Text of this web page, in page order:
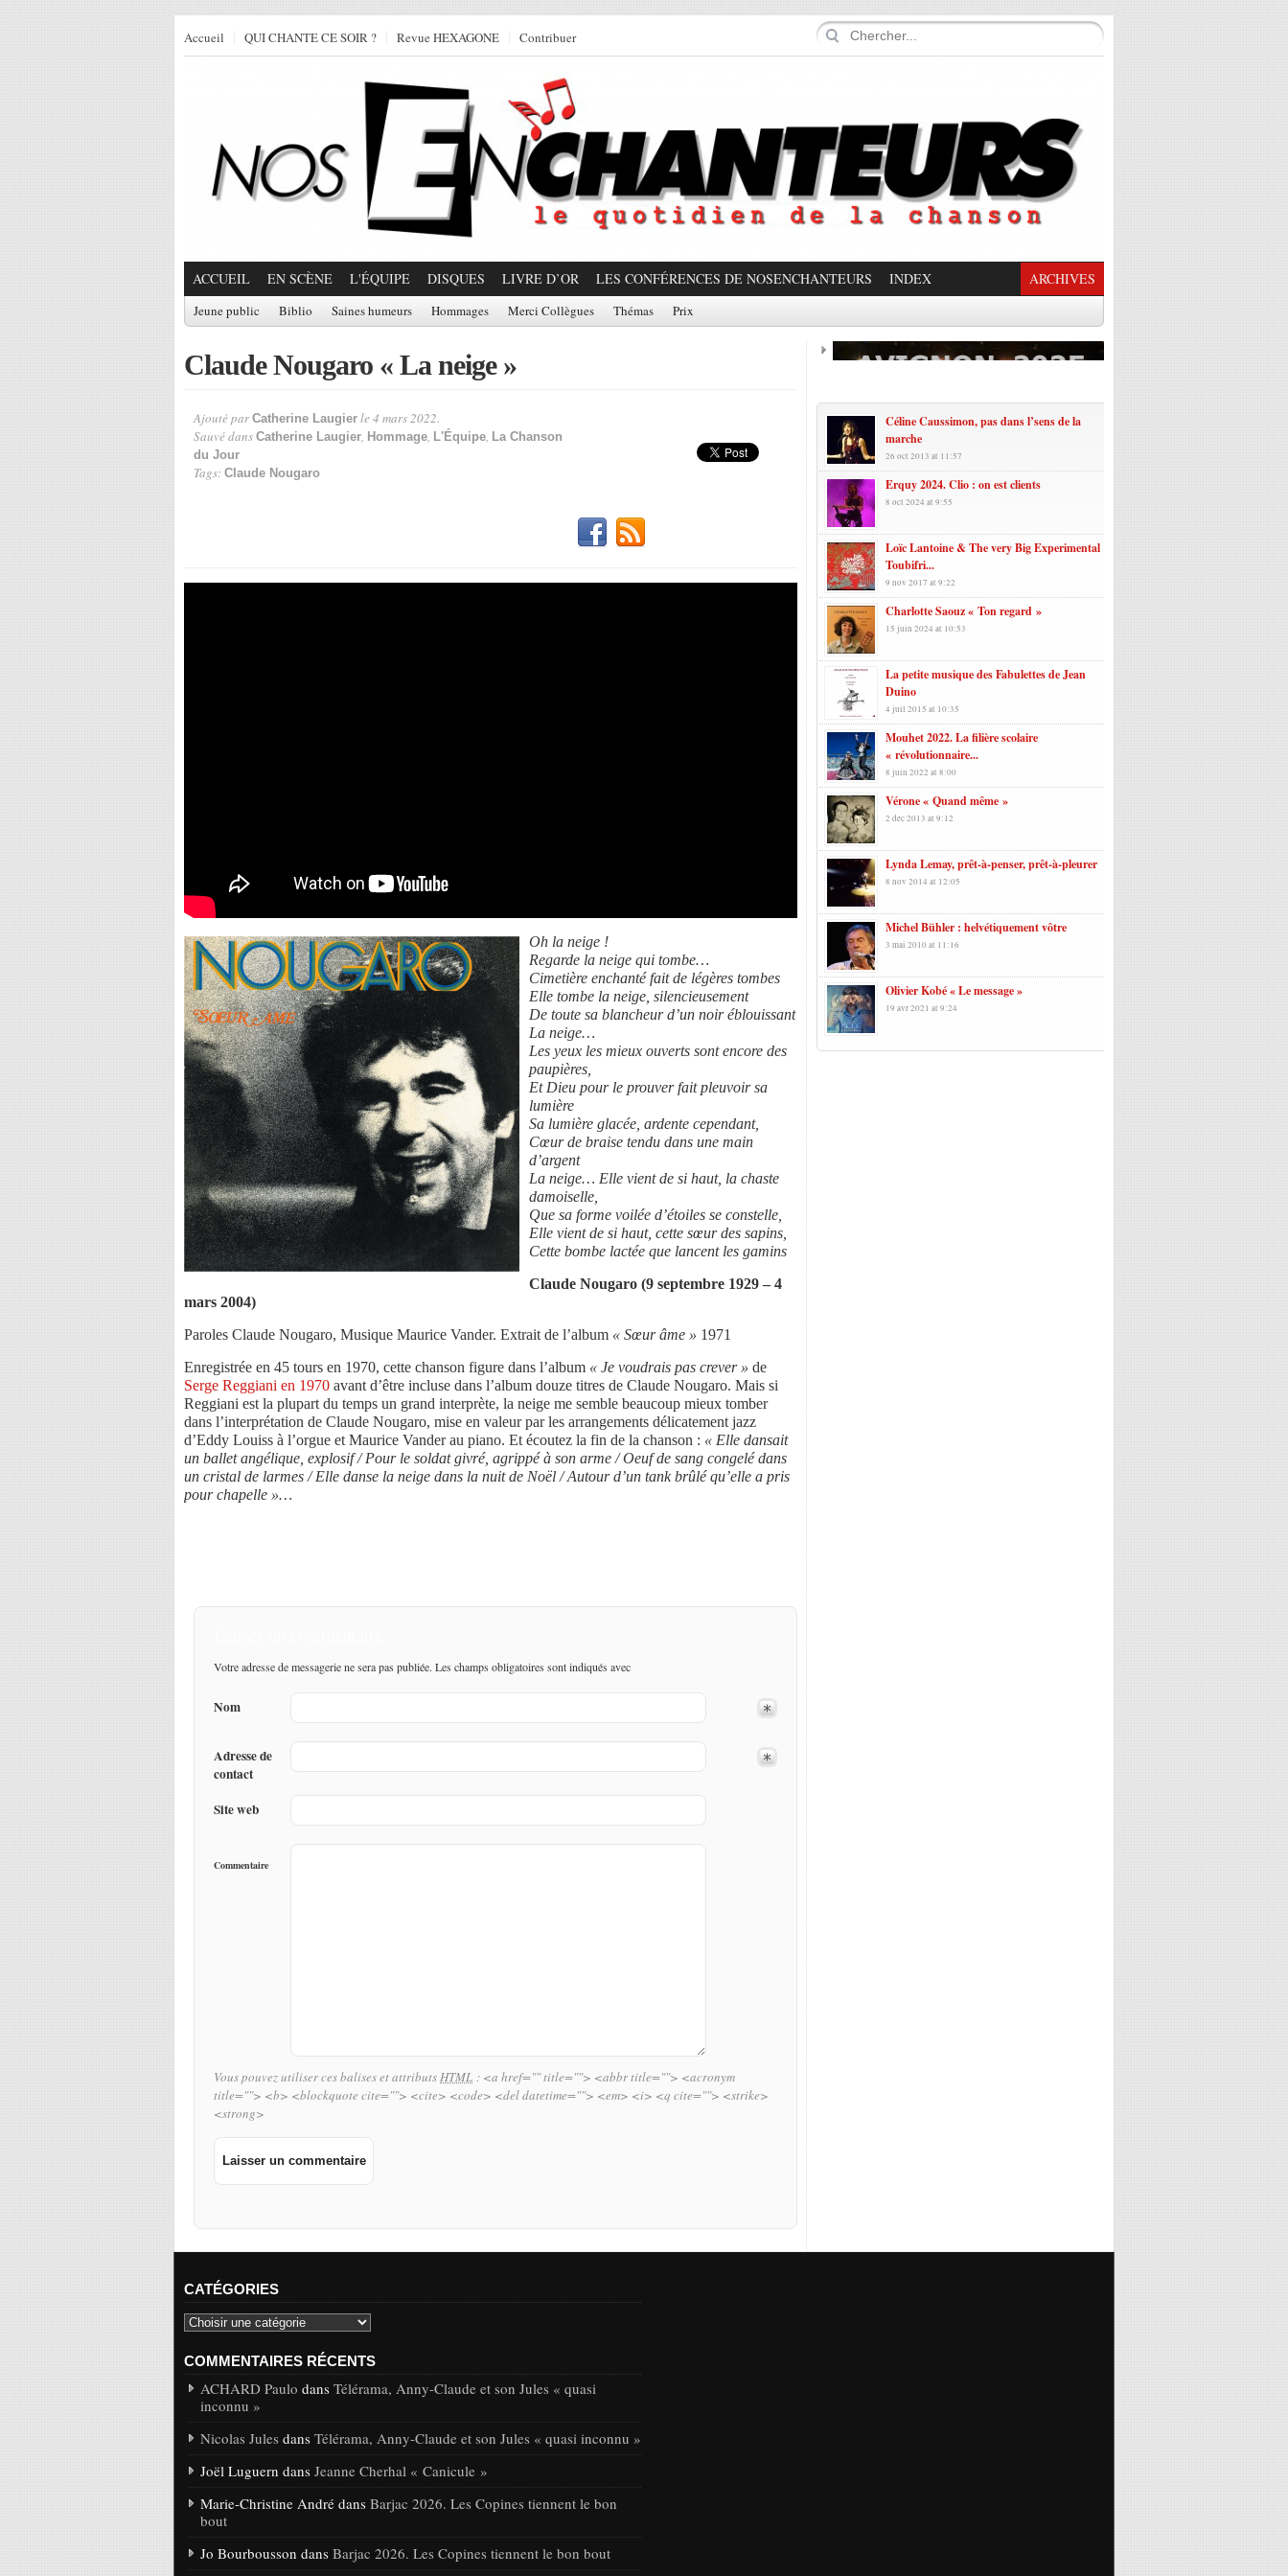
Accueil QUI CHANTE CE SOIR ? Revue HEXAGONE Contribuer
ACCUEIL EN SCÈNE L'ÉQUIPE DISQUES LIVRE D’OR LES CONFÉRENCES DE NOSENCHANTEURS INDEX ARCHIVES
Jeune public Biblio Saines humeurs Hommages Merci Collègues Thémas Prix
Claude Nougaro « La neige »
Ajouté par Catherine Laugier le 4 mars 2022.
Sauvé dans Catherine Laugier, Hommage, L'Équipe, La Chanson
du Jour
Tags: Claude Nougaro
Oh la neige !
Regarde la neige qui tombe…
Cimetière enchanté fait de légères tombes
Elle tombe la neige, silencieusement
De toute sa blancheur d’un noir éblouissant
La neige…
Les yeux les mieux ouverts sont encore des
paupières,
Et Dieu pour le prouver fait pleuvoir sa
lumière
Sa lumière glacée, ardente cependant,
Cœur de braise tendu dans une main
d’argent
La neige… Elle vient de si haut, la chaste
damoiselle,
Que sa forme voilée d’étoiles se constelle,
Elle vient de si haut, cette sœur des sapins,
Cette bombe lactée que lancent les gamins
Claude Nougaro (9 septembre 1929 – 4
mars 2004)
Paroles Claude Nougaro, Musique Maurice Vander. Extrait de l’album « Sœur âme » 1971
Enregistrée en 45 tours en 1970, cette chanson figure dans l’album « Je voudrais pas crever » de
Serge Reggiani en 1970 avant d’être incluse dans l’album douze titres de Claude Nougaro. Mais si
Reggiani est la plupart du temps un grand interprète, la neige me semble beaucoup mieux tomber
dans l’interprétation de Claude Nougaro, mise en valeur par les arrangements délicatement jazz
d’Eddy Louiss à l’orgue et Maurice Vander au piano. Et écoutez la fin de la chanson : « Elle dansait
un ballet angélique, explosif / Pour le soldat givré, agrippé à son arme / Oeuf de sang congelé dans
un cristal de larmes / Elle danse la neige dans la nuit de Noël / Autour d’un tank brûlé qu’elle a pris
pour chapelle »…
Votre adresse de messagerie ne sera pas publiée. Les champs obligatoires sont indiqués avec
Nom
Adresse de
contact
Site web
Commentaire
Vous pouvez utiliser ces balises et attributsHTML : <a href="" title=""> <abbr title=""> <acronym
title=""> <b> <blockquote cite=""> <cite> <code> <del datetime=""> <em> <i> <q cite=""> <strike>
<strong>
Céline Caussimon, pas dans l’sens de la
marche
26 oct 2013 at 11:57
Erquy 2024. Clio : on est clients
8 oct 2024 at 9:55
Loïc Lantoine & The very Big Experimental
Toubifri...
9 nov 2017 at 9:22
Charlotte Saouz « Ton regard »
15 juin 2024 at 10:53
La petite musique des Fabulettes de Jean
Duino
4 juil 2015 at 10:35
Mouhet 2022. La filière scolaire
« révolutionnaire...
8 juin 2022 at 8:00
Vérone « Quand même »
2 déc 2013 at 9:12
Lynda Lemay, prêt-à-penser, prêt-à-pleurer
8 nov 2014 at 12:05
Michel Bühler : helvétiquement vôtre
3 mai 2010 at 11:16
Olivier Kobé « Le message »
19 avr 2021 at 9:24
CATÉGORIES
COMMENTAIRES RÉCENTS
ACHARD Paulo dans Télérama, Anny-Claude et son Jules « quasi
inconnu »
Nicolas Jules dans Télérama, Anny-Claude et son Jules « quasi inconnu »
Joël Luguern dans Jeanne Cherhal « Canicule »
Marie-Christine André dans Barjac 2026. Les Copines tiennent le bon
bout
Jo Bourbousson dans Barjac 2026. Les Copines tiennent le bon bout